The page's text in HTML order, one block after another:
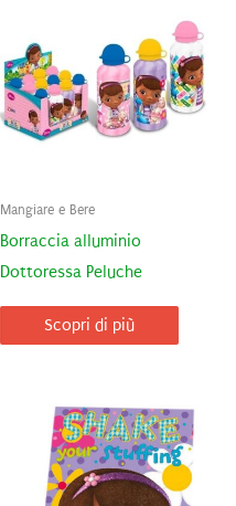
Mangiare e Bere
Borraccia alluminio
Dottoressa Peluche
Scopri di più